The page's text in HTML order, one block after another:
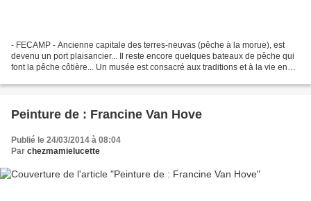
- FECAMP - Ancienne capitale des terres-neuvas (pêche à la morue), est
devenu un port plaisancier... Il reste encore quelques bateaux de pêche qui
font la pêche côtière... Un musée est consacré aux traditions et à la vie en
Peinture de : Francine Van Hove
Publié le 24/03/2014 à 08:04
Par chezmamielucette